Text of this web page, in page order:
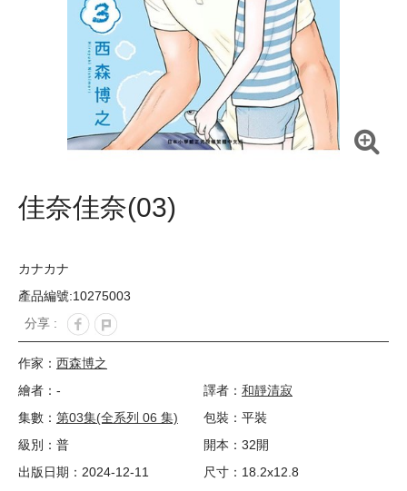
佳奈佳奈(03)
カナカナ
產品編號:10275003
分享 :
作家： 西森博之
繪者：-
譯者： 和靜清寂
集數： 第03集(全系列 06 集)
包裝：平裝
級別：普
開本：32開
出版日期：2024-12-11
尺寸：18.2x12.8